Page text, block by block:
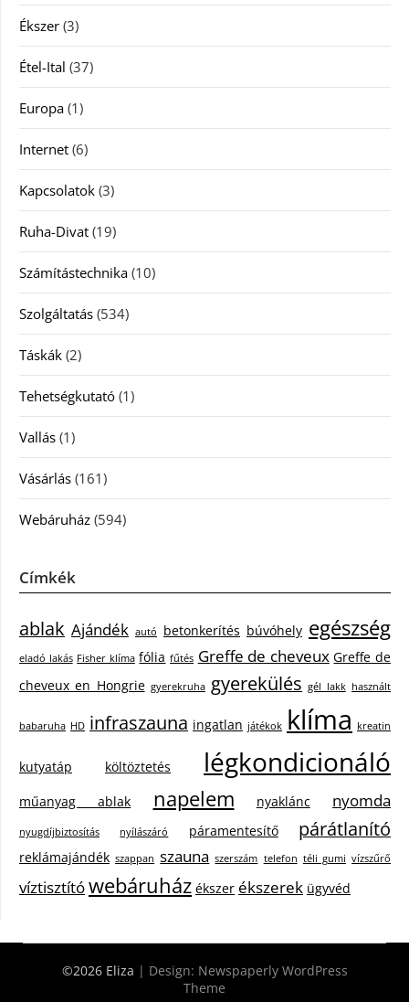
Ékszer (3)
Étel-Ital (37)
Europa (1)
Internet (6)
Kapcsolatok (3)
Ruha-Divat (19)
Számítástechnika (10)
Szolgáltatás (534)
Táskák (2)
Tehetségkutató (1)
Vallás (1)
Vásárlás (161)
Webáruház (594)
Címkék
ablak Ajándék autó betonkerítés búvóhely egészség
eladó lakás Fisher klíma fólia fűtés Greffe de cheveux Greffe de
cheveux en Hongrie gyerekruha gyerekülés gél lakk használt
babaruha HD infraszauna ingatlan játékok klíma kreatin
kutyatáp költöztetés légkondicionáló
műanyag ablak napelem nyaklánc nyomda
nyugdíjbiztosítás nyílászáró páramentesítő párátlanító
reklámajándék szappan szauna szerszám telefon téli gumi vízszűrő
víztisztítówebáruház ékszer ékszerek ügyvéd
©2026 Eliza | Design: Newspaperly WordPress
Theme